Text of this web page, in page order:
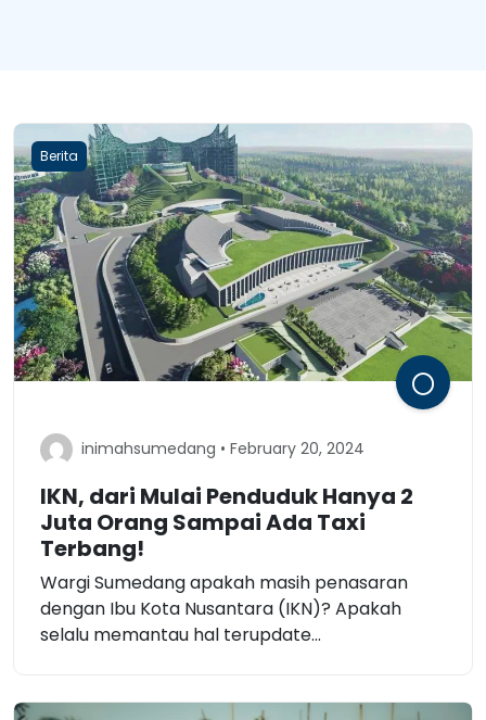
Berita
inimahsumedang • February 20, 2024
IKN, dari Mulai Penduduk Hanya 2
Juta Orang Sampai Ada Taxi
Terbang!
Wargi Sumedang apakah masih penasaran
dengan Ibu Kota Nusantara (IKN)? Apakah
selalu memantau hal terupdate...